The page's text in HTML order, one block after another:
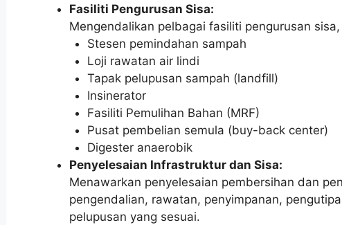
Fasiliti Pengurusan Sisa:
Mengendalikan pelbagai fasiliti pengurusan
Stesen pemindahan sampah
Loji rawatan air lindi
Tapak pelupusan sampah (landfill)
Insinerator
Fasiliti Pemulihan Bahan (MRF)
Pusat pembelian semula (buy-back center)
Digester anaerobik
Penyelesaian Infrastruktur dan Sisa:
Menawarkan penyelesaian pembersihan dan
pengendalian, rawatan, penyimpanan,
pelupusan yang sesuai.